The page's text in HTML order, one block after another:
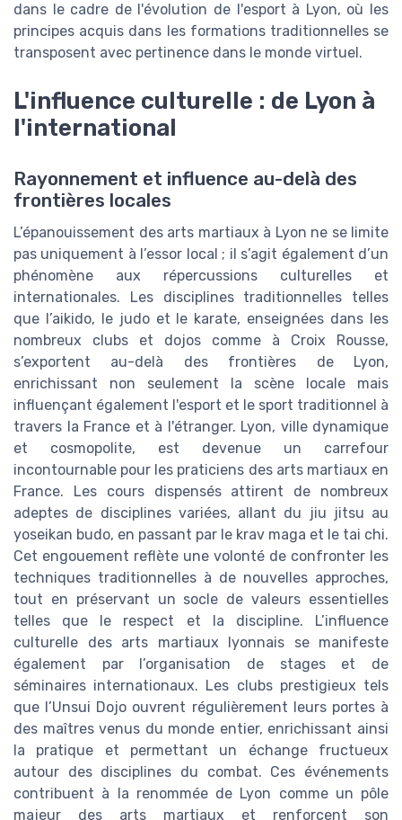
dans le cadre de l'évolution de l'esport à Lyon, où les
principes acquis dans les formations traditionnelles se
transposent avec pertinence dans le monde virtuel.
L'influence culturelle : de Lyon à
l'international
Rayonnement et influence au-delà des
frontières locales
L’épanouissement des arts martiaux à Lyon ne se limite
pas uniquement à l’essor local ; il s’agit également d’un
phénomène aux répercussions culturelles et
internationales. Les disciplines traditionnelles telles
que l’aikido, le judo et le karate, enseignées dans les
nombreux clubs et dojos comme à Croix Rousse,
s’exportent au-delà des frontières de Lyon,
enrichissant non seulement la scène locale mais
influençant également l'esport et le sport traditionnel à
travers la France et à l'étranger. Lyon, ville dynamique
et cosmopolite, est devenue un carrefour
incontournable pour les praticiens des arts martiaux en
France. Les cours dispensés attirent de nombreux
adeptes de disciplines variées, allant du jiu jitsu au
yoseikan budo, en passant par le krav maga et le tai chi.
Cet engouement reflète une volonté de confronter les
techniques traditionnelles à de nouvelles approches,
tout en préservant un socle de valeurs essentielles
telles que le respect et la discipline. L’influence
culturelle des arts martiaux lyonnais se manifeste
également par l’organisation de stages et de
séminaires internationaux. Les clubs prestigieux tels
que l’Unsui Dojo ouvrent régulièrement leurs portes à
des maîtres venus du monde entier, enrichissant ainsi
la pratique et permettant un échange fructueux
autour des disciplines du combat. Ces événements
contribuent à la renommée de Lyon comme un pôle
majeur des arts martiaux et renforcent son